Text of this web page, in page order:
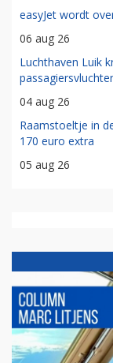
easyJet wordt
06 aug 26
Luchthaven Luik
04 aug 26
Raamstoeltje in
170 euro extra
05 aug 26